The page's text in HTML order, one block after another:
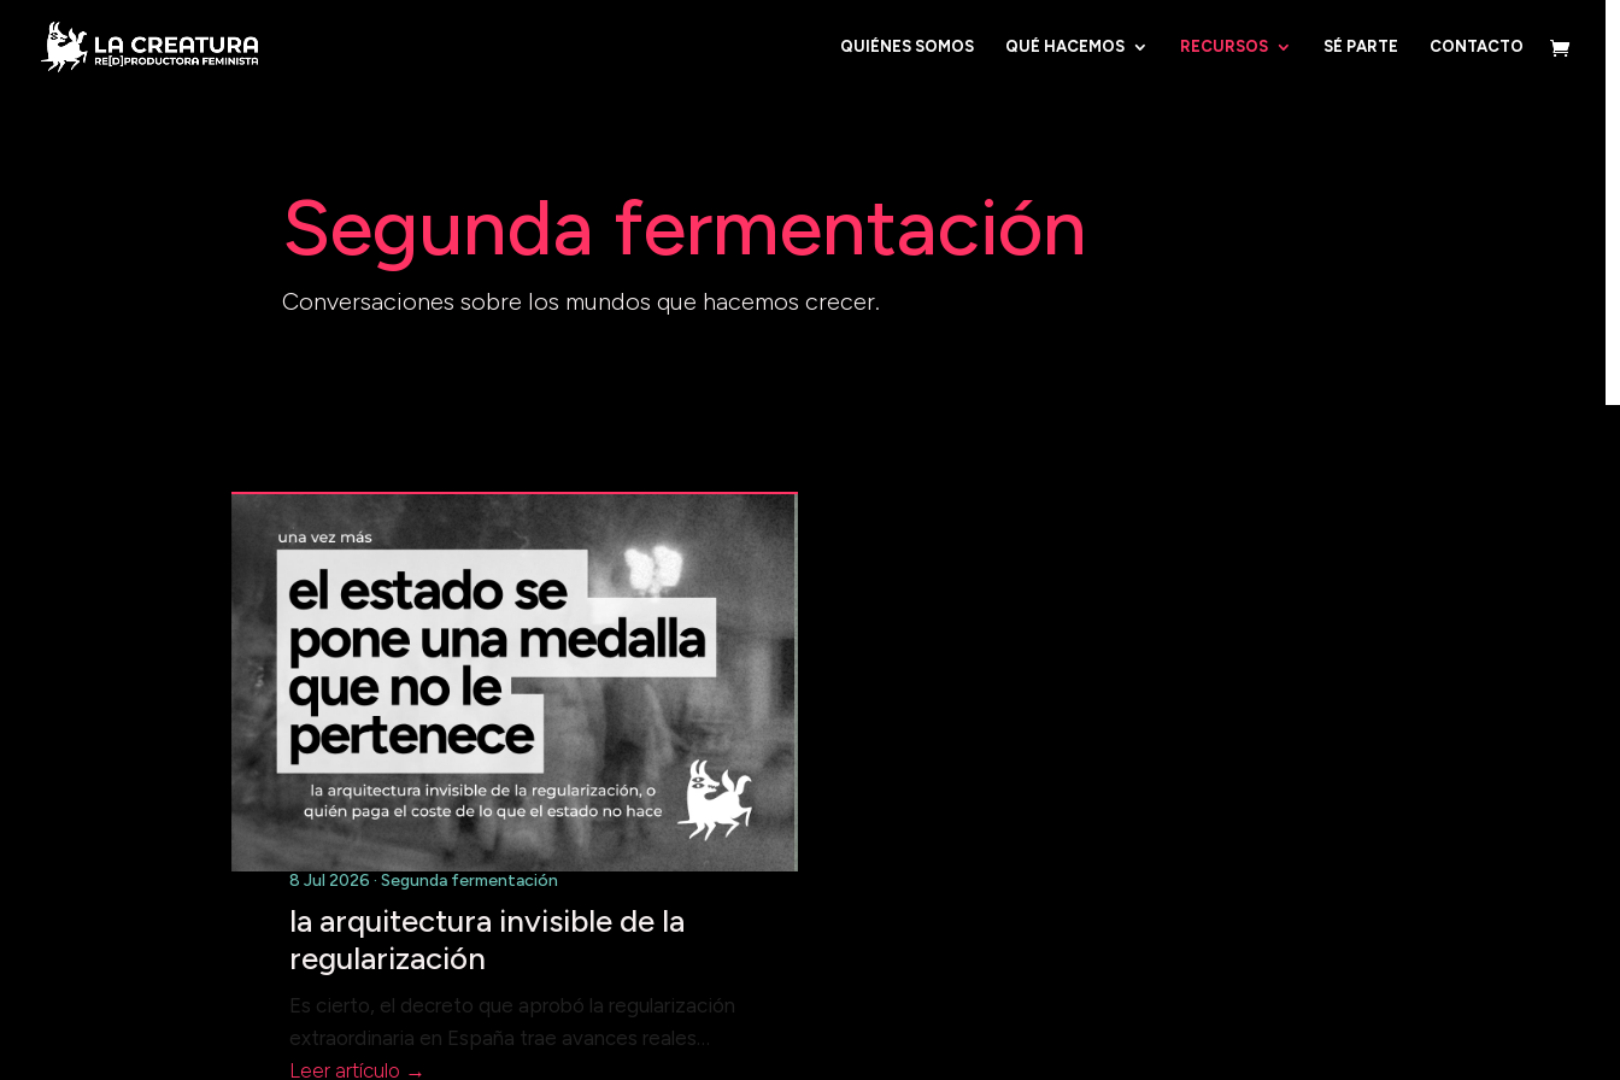
QUIÉNES SOMOS QUÉ HACEMOS RECURSOS SÉ PARTE CONTACTO
Segunda fermentación
Conversaciones sobre los mundos que hacemos crecer.
8 Jul 2026 · Segunda fermentación
la arquitectura invisible de la
regularización
Es cierto, el decreto que aprobó la regularización
extraordinaria en España trae avances reales…
Leer artículo →